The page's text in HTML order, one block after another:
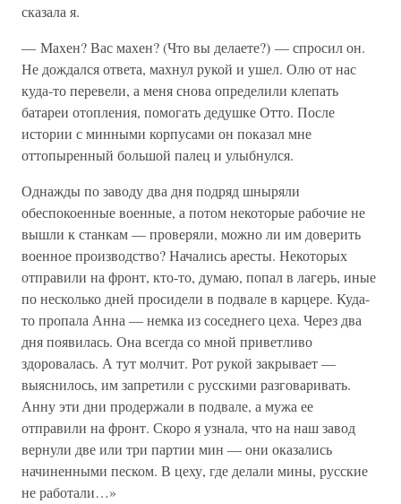
сказала я.
— Махен? Вас махен? (Что вы делаете?) — спросил он.
Не дождался ответа, махнул рукой и ушел. Олю от нас
куда-то перевели, а меня снова определили клепать
батареи отопления, помогать дедушке Отто. После
истории с минными корпусами он показал мне
оттопыренный большой палец и улыбнулся.
Однажды по заводу два дня подряд шныряли
обеспокоенные военные, а потом некоторые рабочие не
вышли к станкам — проверяли, можно ли им доверить
военное производство? Начались аресты. Некоторых
отправили на фронт, кто-то, думаю, попал в лагерь, иные
по несколько дней просидели в подвале в карцере. Куда-
то пропала Анна — немка из соседнего цеха. Через два
дня появилась. Она всегда со мной приветливо
здоровалась. А тут молчит. Рот рукой закрывает —
выяснилось, им запретили с русскими разговаривать.
Анну эти дни продержали в подвале, а мужа ее
отправили на фронт. Скоро я узнала, что на наш завод
вернули две или три партии мин — они оказались
начиненными песком. В цеху, где делали мины, русские
не работали…»